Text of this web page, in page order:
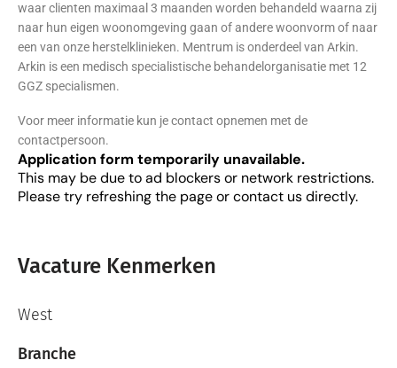
waar clienten maximaal 3 maanden worden behandeld waarna zij
naar hun eigen woonomgeving gaan of andere woonvorm of naar
een van onze herstelklinieken. Mentrum is onderdeel van Arkin.
Arkin is een medisch specialistische behandelorganisatie met 12
GGZ specialismen.
Voor meer informatie kun je contact opnemen met de
contactpersoon.
Application form temporarily unavailable.
This may be due to ad blockers or network restrictions.
Please try refreshing the page or contact us directly.
Vacature Kenmerken
West
Branche